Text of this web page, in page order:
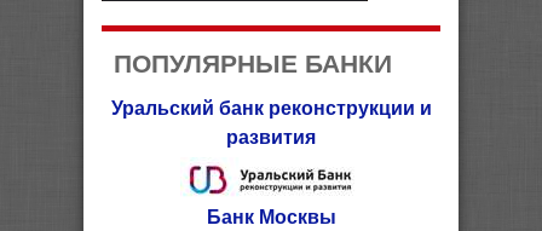
ПОПУЛЯРНЫЕ БАНКИ
Уральский банк реконструкции и
развития
Банк Москвы